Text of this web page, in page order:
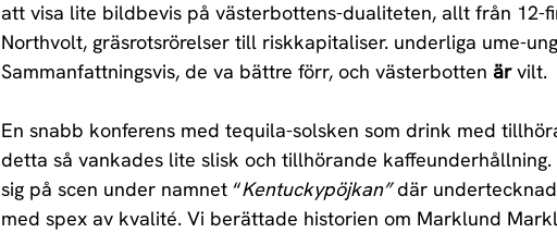
att visa lite bildbevis på västerbottens-dualiteten, allt från 12-
Northvolt, gräsrotsrörelser till riskkapitaliser. underliga ume-
Sammanfattningsvis, de va bättre förr, och västerbotten är vilt.
En snabb konferens med tequila-solsken som drink med
detta så vankades lite slisk och tillhörande
sig på scen under namnet “Kentuckypöjkan” där
med spex av kvalité. Vi berättade historien om Marklund